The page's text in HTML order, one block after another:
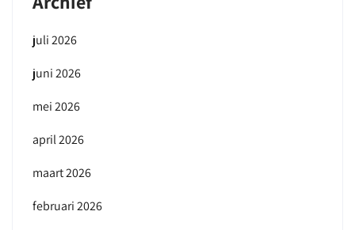
juli 2026
juni 2026
mei 2026
april 2026
maart 2026
februari 2026